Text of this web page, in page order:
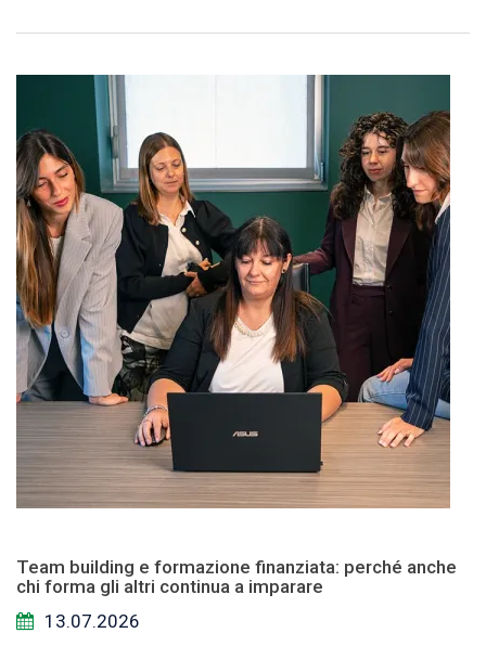
Team building e formazione finanziata: perché anche
chi forma gli altri continua a imparare
13.07.2026